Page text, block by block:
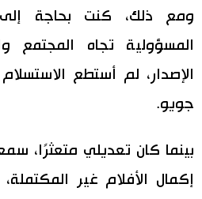
ومع ذلك، كنت بحاجة
المسؤولية تجاه المجتمع
الإصدار، لم أستطع
جويو.
بينما كان تعديلي متعثرًا،
إكمال الأفلام غير